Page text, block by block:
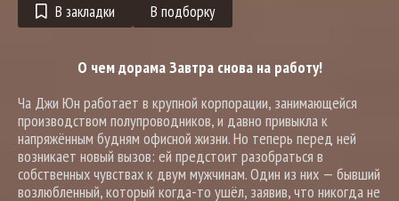
В закладки
В подборку
О чем дорама Завтра снова на работу!
Ча Джи Юн работает в крупной корпорации, занимающейся
производством полупроводников, и давно привыкла к
напряжённым будням офисной жизни. Но теперь перед ней
возникает новый вызов: ей предстоит разобраться в
собственных чувствах к двум мужчинам. Один из них — бывший
возлюбленный, который когда-то ушёл, заявив, что никогда не